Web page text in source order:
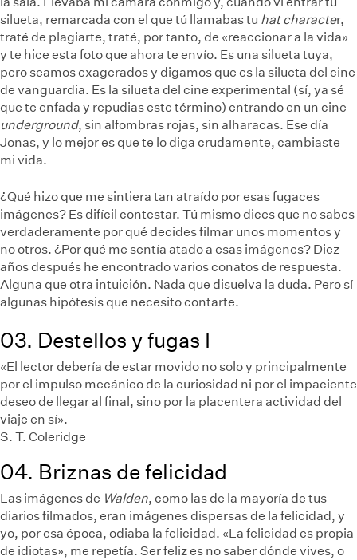
silueta, remarcada con el que tú llamabas tu hat character,
traté de plagiarte, traté, por tanto, de «reaccionar a la vida»
y te hice esta foto que ahora te envío. Es una silueta tuya,
pero seamos exagerados y digamos que es la silueta del cine
de vanguardia. Es la silueta del cine experimental (sí, ya sé
que te enfada y repudias este término) entrando en un cine
underground, sin alfombras rojas, sin alharacas. Ese día
Jonas, y lo mejor es que te lo diga crudamente, cambiaste
mi vida.
¿Qué hizo que me sintiera tan atraído por esas fugaces
imágenes? Es difícil contestar. Tú mismo dices que no sabes
verdaderamente por qué decides filmar unos momentos y
no otros. ¿Por qué me sentía atado a esas imágenes? Diez
años después he encontrado varios conatos de respuesta.
Alguna que otra intuición. Nada que disuelva la duda. Pero sí
algunas hipótesis que necesito contarte.
03. Destellos y fugas I
«El lector debería de estar movido no solo y principalmente
por el impulso mecánico de la curiosidad ni por el impaciente
deseo de llegar al final, sino por la placentera actividad del
viaje en sí».
S. T. Coleridge
04. Briznas de felicidad
Las imágenes de Walden, como las de la mayoría de tus
diarios filmados, eran imágenes dispersas de la felicidad, y
yo, por esa época, odiaba la felicidad. «La felicidad es propia
de idiotas», me repetía. Ser feliz es no saber dónde vives, o